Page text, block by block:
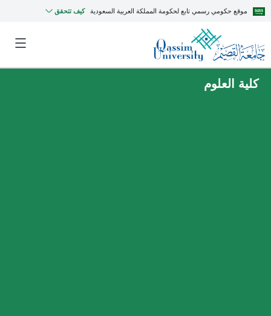
موقع حكومي رسمي تابع لحكومة المملكة العربية السعودية كيف تتحقق
كلية العلوم